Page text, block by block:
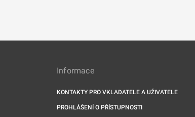
Informace
KONTAKTY PRO VKLADATELE A UŽIVATELE
PROHLÁŠENÍ O PŘÍSTUPNOSTI